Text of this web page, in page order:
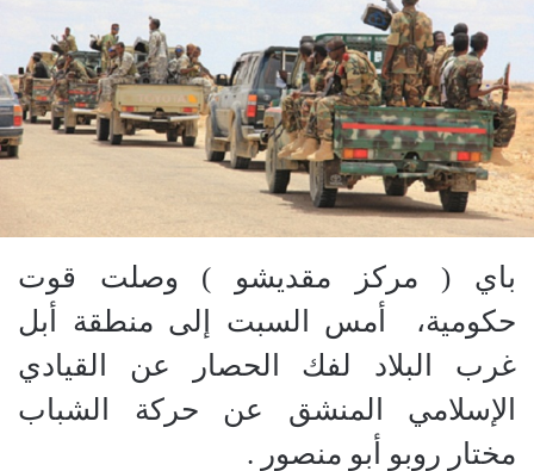
باي ( مركز مقديشو ) وصلت قوت
حكومية، أمس السبت إلى منطقة أبل
غرب البلاد لفك الحصار عن القيادي
الإسلامي المنشق عن حركة الشباب
مختار روبو أبو منصور .